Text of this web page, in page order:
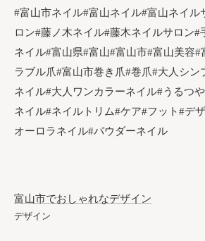
#富山市ネイル#富山ネイル#富山ネイル
ロン#藤ノ木ネイル#藤木ネイルサロン#
ネイル#富山県#富山#富山市#富山美容#
ラブル爪#富山市巻き爪#巻爪#大人シン
ネイル#大人ワンカラーネイル#うるつ
ネイル#ネイルトリム#ケア#フット#デ
オーロラネイル#パウダーネイル
富山市でおしゃれなデザイン
デザイン